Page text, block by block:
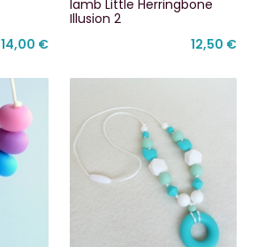
14,00 €
lamb Little Herringbone
Illusion 2
12,50 €